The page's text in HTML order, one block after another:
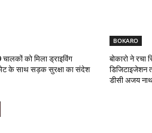
चालकों को मिला ड्राइविंग
के साथ सड़क सुरक्षा का संदेश
BOKARO
बोकारो ने रचा
डिजिटाइजेशन
डीसी अजय